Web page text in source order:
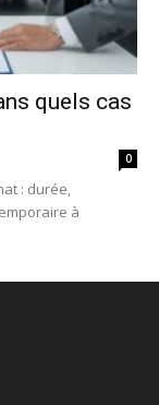
quels cas
0
: durée,
à